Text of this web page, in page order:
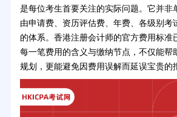
是每位考生首要关注的实际问题。它并非
由申请费、资历评估费、年费、各级别考
的体系。香港注册会计师的官方费用标准
每一笔费用的含义与缴纳节点，不仅能帮
规划，更能避免因费用误解而延误宝贵的